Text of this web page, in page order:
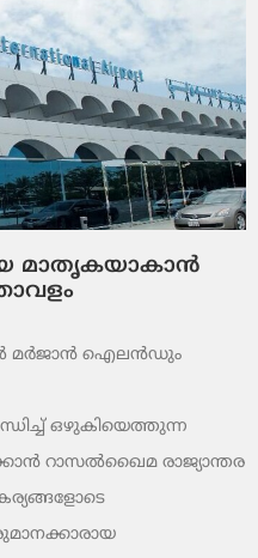
മാതൃകയാകാൻ
മർജാൻ ഐലൻഡും
ഒഴുകിയെത്തുന്ന
റാസൽഖൈമ രാജ്യാന്തര